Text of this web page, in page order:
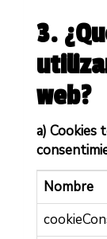
3.
web?
a) Cookies
Nombre